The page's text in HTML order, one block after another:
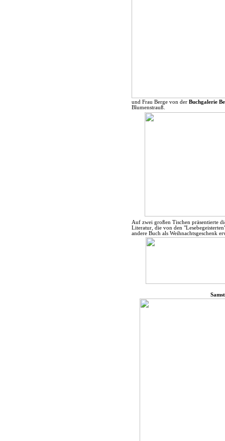
und Frau Berge von der Buchgalerie
Blumenstrauß.
Auf zwei großen Tischen präsentierte
Literatur, die von den
andere Buch als Weihnachtsgeschenk